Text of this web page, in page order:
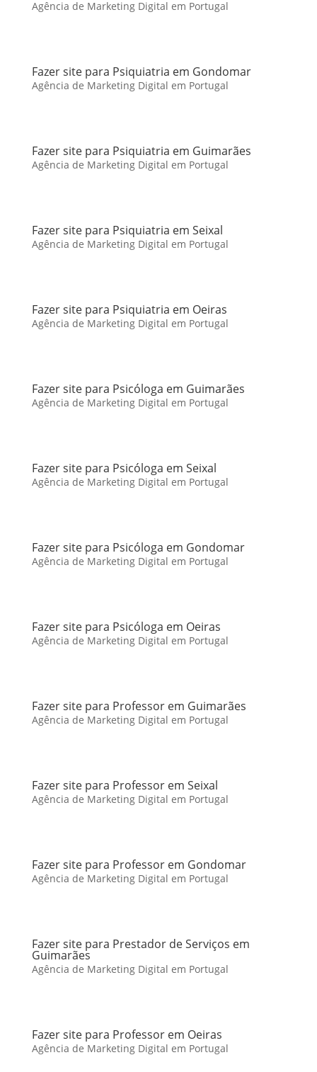
Agência de Marketing Digital em Portugal
Fazer site para Psiquiatria em Gondomar
Agência de Marketing Digital em Portugal
Fazer site para Psiquiatria em Guimarães
Agência de Marketing Digital em Portugal
Fazer site para Psiquiatria em Seixal
Agência de Marketing Digital em Portugal
Fazer site para Psiquiatria em Oeiras
Agência de Marketing Digital em Portugal
Fazer site para Psicóloga em Guimarães
Agência de Marketing Digital em Portugal
Fazer site para Psicóloga em Seixal
Agência de Marketing Digital em Portugal
Fazer site para Psicóloga em Gondomar
Agência de Marketing Digital em Portugal
Fazer site para Psicóloga em Oeiras
Agência de Marketing Digital em Portugal
Fazer site para Professor em Guimarães
Agência de Marketing Digital em Portugal
Fazer site para Professor em Seixal
Agência de Marketing Digital em Portugal
Fazer site para Professor em Gondomar
Agência de Marketing Digital em Portugal
Fazer site para Prestador de Serviços em
Guimarães
Agência de Marketing Digital em Portugal
Fazer site para Professor em Oeiras
Agência de Marketing Digital em Portugal